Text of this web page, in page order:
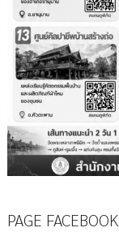
PAGE FACEBOOK